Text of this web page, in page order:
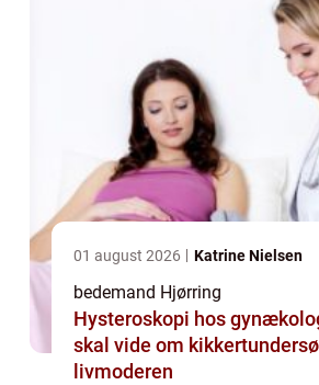
01 august 2026 Katrine Nielsen
bedemand Hjørring
Hysteroskopi hos
skal vide om
livmoderen